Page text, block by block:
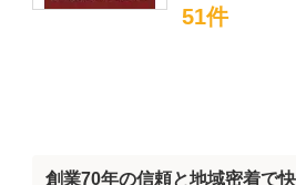
51件
創業70年の信頼と地域密着で